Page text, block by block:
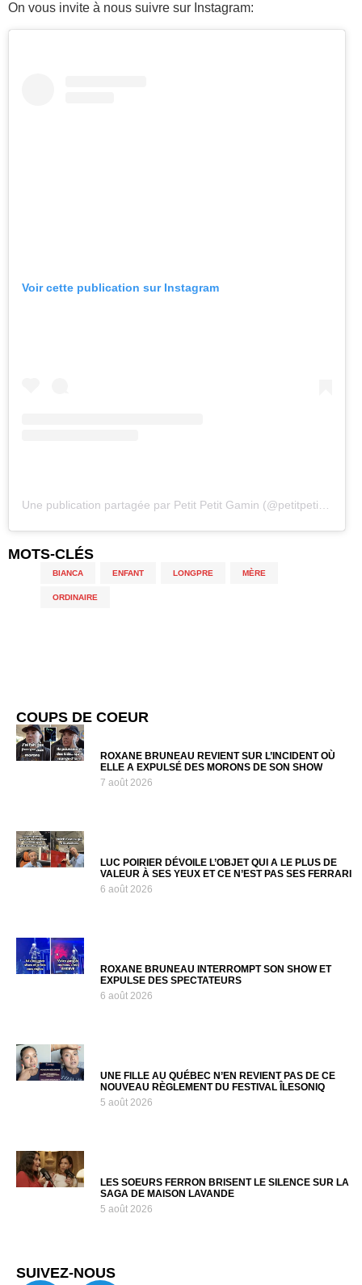
On vous invite à nous suivre sur Instagram:
Voir cette publication sur Instagram
MOTS-CLÉS
BIANCA ENFANT LONGPRE MÈRE
ORDINAIRE
COUPS DE COEUR
ROXANE BRUNEAU REVIENT SUR L’INCIDENT OÙ
ELLE A EXPULSÉ DES MORONS DE SON SHOW
7 août 2026
LUC POIRIER DÉVOILE L’OBJET QUI A LE PLUS DE
VALEUR À SES YEUX ET CE N’EST PAS SES FERRARI
6 août 2026
ROXANE BRUNEAU INTERROMPT SON SHOW ET
EXPULSE DES SPECTATEURS
6 août 2026
UNE FILLE AU QUÉBEC N’EN REVIENT PAS DE CE
NOUVEAU RÈGLEMENT DU FESTIVAL ÎLESONIQ
5 août 2026
LES SOEURS FERRON BRISENT LE SILENCE SUR LA
SAGA DE MAISON LAVANDE
5 août 2026
SUIVEZ-NOUS